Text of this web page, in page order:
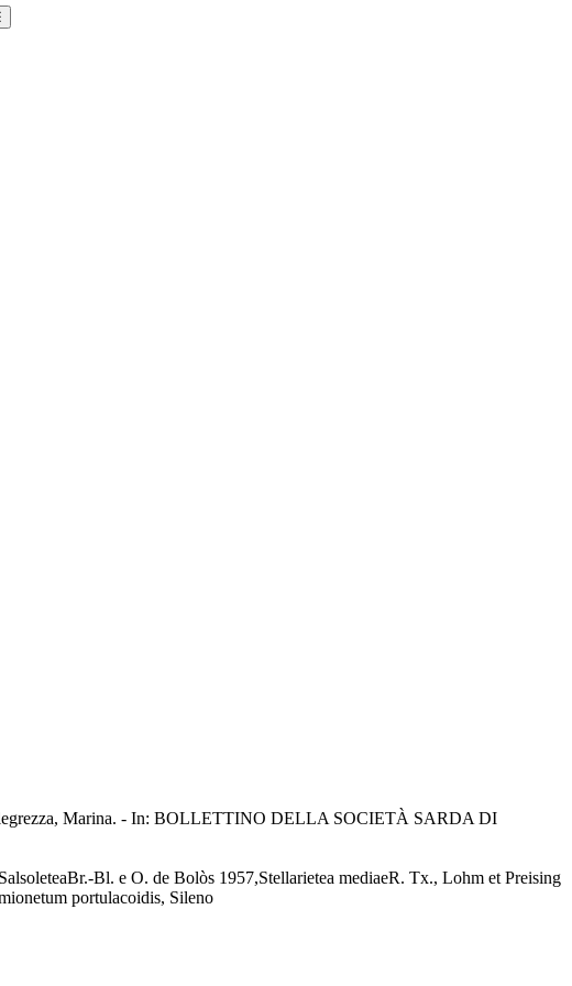
Marina. - In: BOLLETTINO DELLA SOCIETÀ SARDA DI
Bl. e O. de Bolòs 1957,Stellarietea mediaeR. Tx., Lohm et Preising
portulacoidis, Sileno